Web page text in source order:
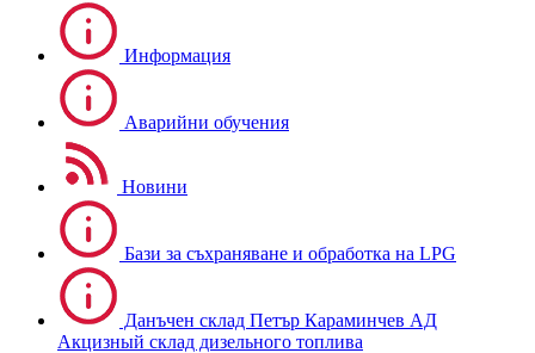
Информация
Аварийни обучения
Новини
Бази за съхраняване и обработка на LPG
Данъчен склад Петър Караминчев АД
Акцизный склад дизельного топлива